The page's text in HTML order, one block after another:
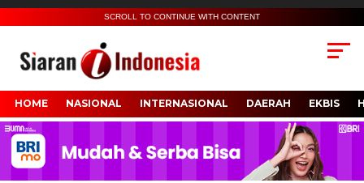
SCROLL TO CONTINUE WITH CONTENT
HOME NASIONAL INTERNASIONAL DAERAH EKBIS